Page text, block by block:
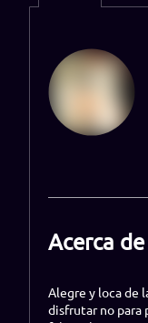
Acerca
Alegre y loca de
disfrutar no para